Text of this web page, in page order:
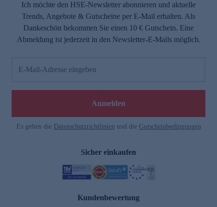
Ich möchte den HSE-Newsletter abonnieren und aktuelle
Trends, Angebote & Gutscheine per E-Mail erhalten. Als
Dankeschön bekommen Sie einen 10 € Gutschein. Eine
Abmeldung ist jederzeit in den Newsletter-E-Mails möglich.
E-Mail-Adresse eingeben
Anmelden
Es gelten die Datenschutzrichtlinien und die Gutscheinbedingungen
Sicher einkaufen
Kundenbewertung